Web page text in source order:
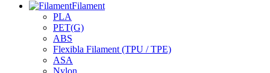
Filament
PLA
PET(G)
ABS
Flexibla Filament (TPU / TPE)
ASA